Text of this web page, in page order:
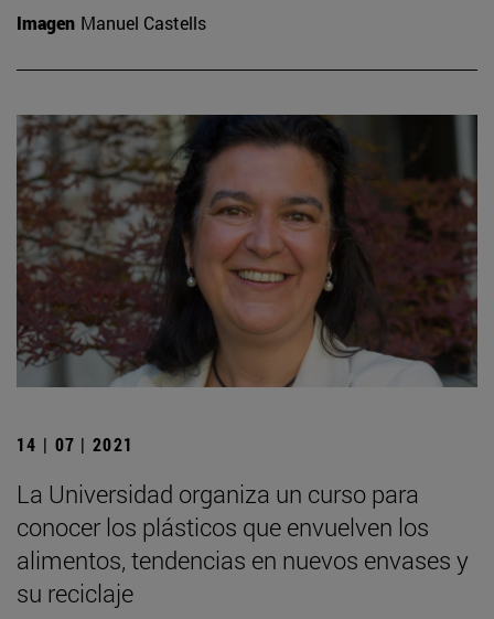
Imagen Manuel Castells
14 | 07 | 2021
La Universidad organiza un curso para
conocer los plásticos que envuelven los
alimentos, tendencias en nuevos envases y
su reciclaje